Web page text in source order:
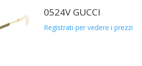
0524V GUCCI
Registrati per vedere i prezzi